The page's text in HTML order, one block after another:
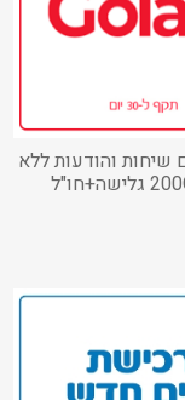
שיחות והודעות ללא